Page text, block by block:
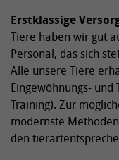
Erstklassige
Tiere haben wir gut
Personal, das sich
Alle unsere Tiere
Eingewöhnungs-
Training). Zur
modernste
den